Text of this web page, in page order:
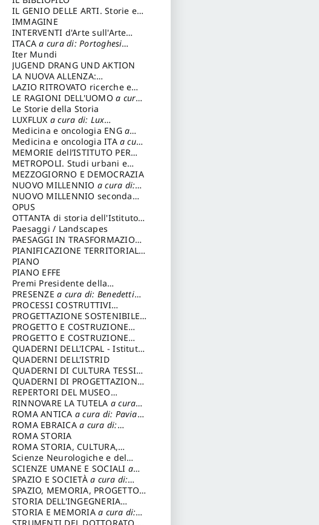
IL GENIO DELLE ARTI. Storie e
interpretazione
IMMAGINE
INTERVENTI d'Arte sull'Arte
dedicata alla cultura della
conservazione d’arte
Fondazione Paola Droghetti onlus
ITACAa cura di: Portoghesi
Paolo
Iter Mundi
JUGEND DRANG UND AKTION
LA NUOVA ALLENZA:
ARCHITETTURA & AMBIENTE
LAZIO RITROVATO ricerche e
restauri
LE RAGIONI DELL'UOMOa cura
di: Lombardi Satriani Luigi
Le Storie della Storia
LUXFLUX a cura di: Lux
Simonetta
Medicina e oncologia ENG a
cura di: Lopez Massimo
Medicina e oncologia ITA a cura
di: Lopez Massimo
MEMORIE dell’ISTITUTO PER
STORIA DEL RISORGIMENTO
METROPOLI. Studi urbani e
regionali
MEZZOGIORNO E DEMOCRAZIA
NUOVO MILLENNIO a cura di:
Capaldo Pellegrino
NUOVO MILLENNIO seconda
serie
Francesco
OPUS
OTTANTA di storia dell'Istituto
storia dell’Istitutoa cura di:
Cavalieri Patrizia
Paesaggi / Landscapes
PAESAGGI IN TRASFORMAZIONE
a cura di: Corti Enrico A.
PIANIFICAZIONE TERRITORIALE
URBANISTICA ED AMBIENTALE
a cura di: Costa Enrico
PIANO
PIANO EFFE
Premi Presidente della
Repubblica
PRESENZEa cura di: Benedetti
Sandro
PROCESSI COSTRUTTIVI
DELL'ARCHITETTURAa cura di:
Ippoliti Alessandro
PROGETTAZIONE SOSTENIBILE
PARTECIPATA
PROGETTO E COSTRUZIONE
DELL’ARCHITETTURA
PROGETTO E COSTRUZIONE
SOSTENIBILE
QUADERNI DELL'ICPAL - Istituto
centrale per il restauro e la
conservazione del patrimonio
archivistico e librario
QUADERNI DELL'ISTRID
QUADERNI DI CULTURA TESSILE
a cura di: Crispolti Livia
QUADERNI DI PROGETTAZIONE
a cura di: Giura Longo Tommaso
REPERTORI DEL MUSEO
CENTRALE DEL RISORGIMENTO
a cura di: Pizzo Marco
RINNOVARE LA TUTELA a cura
di: Cicalò Enrico
ROMA ANTICA a cura di: Pavia
Carlo
ROMA EBRAICAa cura di:
Procaccia Claudio
ROMA STORIA
ROMA STORIA, CULTURA,
IMMAGINEa cura di: Fagiolo
Marcello
Scienze Neurologiche e del
Comportamento
SCIENZE UMANE E SOCIALI a
cura di: Iannizzi Salvatore
SPAZIO E SOCIETÀa cura di:
Cassetti Roberto
SPAZIO, MEMORIA, PROGETTO
a cura di: Rossi Massimo
STORIA DELL'INGEGNERIA
STRUTTURALE IN ITALIAa cura
STORIA E MEMORIAa cura di: